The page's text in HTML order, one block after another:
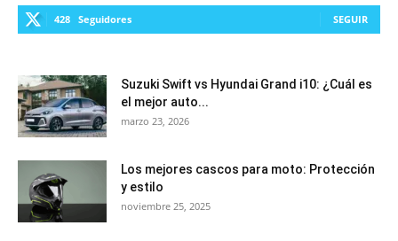
428 Seguidores SEGUIR
Suzuki Swift vs Hyundai Grand i10: ¿Cuál es
el mejor auto...
marzo 23, 2026
Los mejores cascos para moto: Protección
y estilo
noviembre 25, 2025